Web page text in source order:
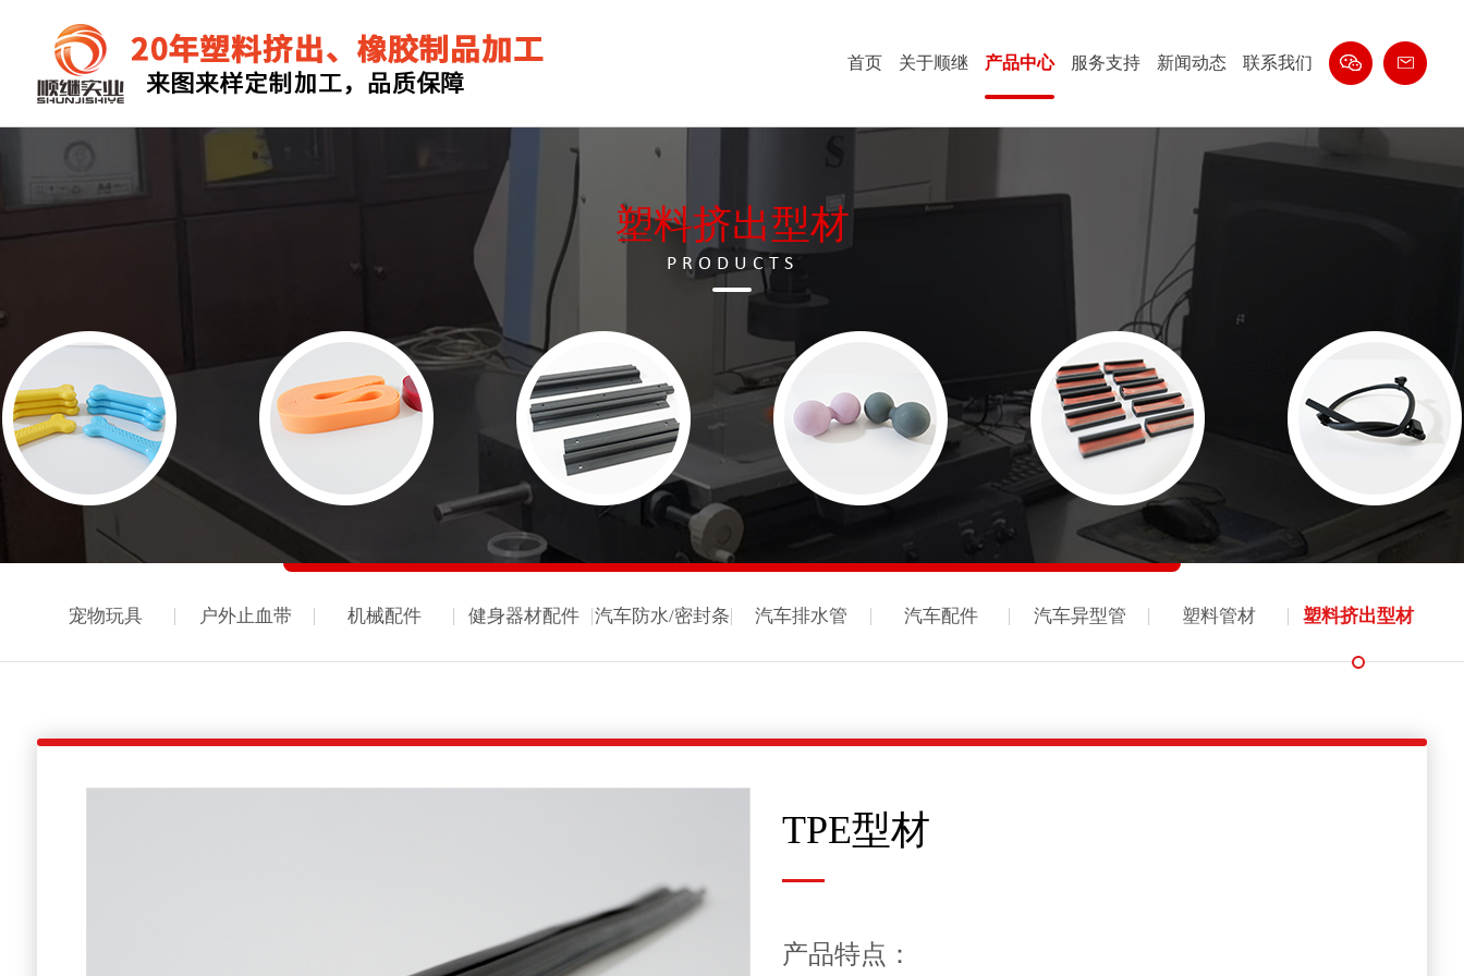
首页 关于顺继 产品中心 服务支持 新闻动态 联系我们
塑料挤出型材
PRODUCTS
宠物玩具 户外止血带 机械配件 健身器材配件 汽车防水/密封条 汽车排水管 汽车配件 汽车异型管 塑料管材 塑料挤出型材
TPE型材
产品特点：